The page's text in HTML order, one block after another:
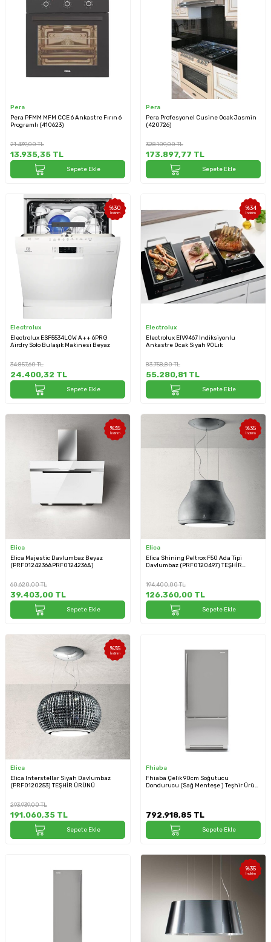
Pera
Pera PFMM MFM CCE 6 Ankastre Fırın 6
Programlı (410623)
21.439,00TL
13.935,35 TL
Sepete Ekle
Pera
Pera Profesyonel Cusine Ocak Jasmin
(420726)
328.109,00TL
173.897,77 TL
Sepete Ekle
%30
İndirim
Electrolux
Electrolux ESF5534LOW A++ 6PRG
Airdry Solo Bulaşık Makinesi Beyaz
34.857,60TL
24.400,32 TL
Sepete Ekle
%34
İndirim
Electrolux
Electrolux EIV9467 Indiksiyonlu
Ankastre Ocak Siyah 90Lık
83.758,80TL
55.280,81 TL
Sepete Ekle
%35
İndirim
Elica
Elica Majestic Davlumbaz Beyaz
(PRF0124236APRF0124236A)
60.620,00TL
39.403,00 TL
Sepete Ekle
%35
İndirim
Elica
Elica Shining Peltrox F50 Ada Tipi
Davlumbaz (PRF0120497) TEŞHİR
194.400,00TL
126.360,00 TL
Sepete Ekle
%35
İndirim
Elica
Elica Interstellar Siyah Davlumbaz
(PRF0120253) TEŞHİR ÜRÜNÜ
293.939,00TL
191.060,35 TL
Sepete Ekle
Fhiaba
Fhiaba Çelik 90cm Soğutucu
Dondurucu (Sağ Menteşe ) Teşhir Ürün
792.918,85 TL
Sepete Ekle
%35
İndirim